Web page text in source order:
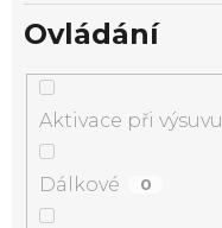
Ovládání
Aktivace při výsuvu
Dálkové 0